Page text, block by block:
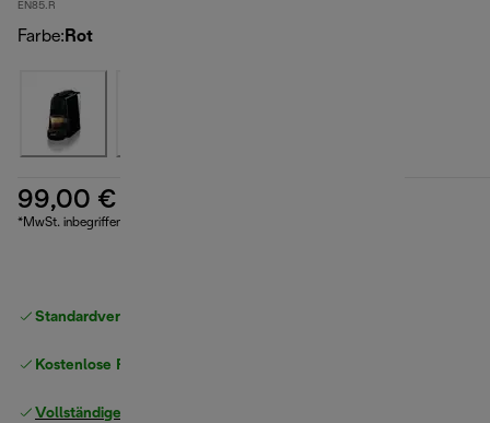
EN85.R
Farbe: Rot
99,00 €
*MwSt. inbegriffen
Standardversand kostenlos
Kostenlose Rücksendungen
Vollständige Herstellergarantie